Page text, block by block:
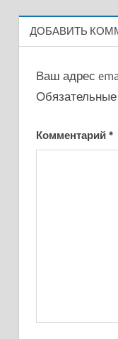
ДОБАВИТЬ
Ваш адрес
Комментарий *